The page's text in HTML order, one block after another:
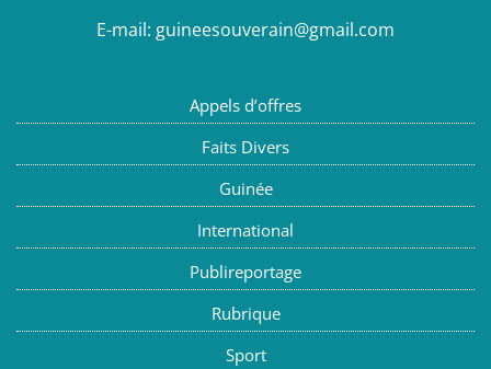
E-mail: guineesouverain@gmail.com
Appels d’offres
Faits Divers
Guinée
International
Publireportage
Rubrique
Sport